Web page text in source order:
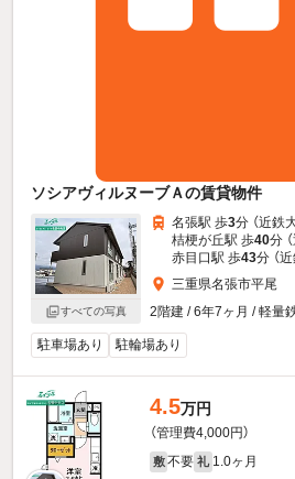
ソシアヴィルヌーブＡの賃貸物件
すべての写真
名張駅 歩3分 （近鉄
桔梗が丘駅 歩40分
赤目口駅 歩43分 （
三重県名張市平尾
2階建 / 6年7ヶ月 / 軽量
駐車場あり 駐輪場あり
4.5万円
（管理費4,000円）
敷 不要 礼 1.0ヶ月